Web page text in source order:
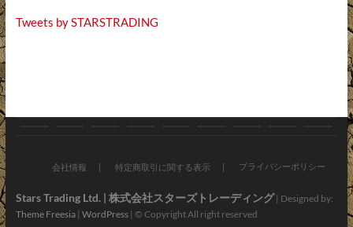
Tweets by STARSTRADING
ら
せ
ロ
グ
イ
ク
パ
ン
ラ
イ
車・
中
古
す
す
め
社
情
報
プ
リ・
問
い
会社情報 特定商取引に関する表示 プライバシーポリシー
Stars Trading Ltd. | 株式会社スターズトレーディング| Designed by:
Theme Freesia| WordPress| © Copyright All right reserved